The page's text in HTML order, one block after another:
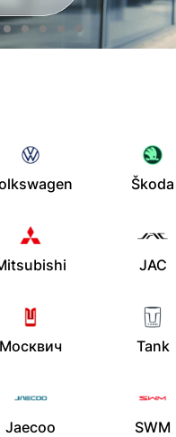
Škoda
JAC
Москвич Tank
Jaecoo SWM